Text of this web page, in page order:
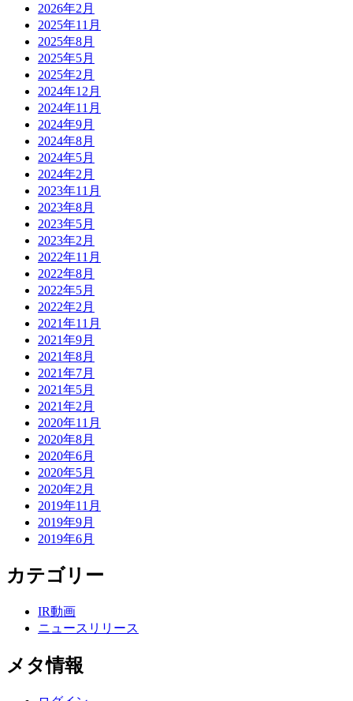
2026年2月
2025年11月
2025年8月
2025年5月
2025年2月
2024年12月
2024年11月
2024年9月
2024年8月
2024年5月
2024年2月
2023年11月
2023年8月
2023年5月
2023年2月
2022年11月
2022年8月
2022年5月
2022年2月
2021年11月
2021年9月
2021年8月
2021年7月
2021年5月
2021年2月
2020年11月
2020年8月
2020年6月
2020年5月
2020年2月
2019年11月
2019年9月
2019年6月
カテゴリー
IR動画
ニュースリリース
メタ情報